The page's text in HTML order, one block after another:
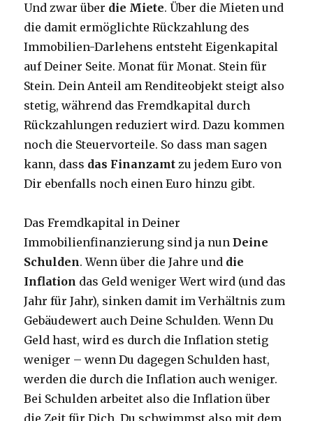
Und zwar über die Miete. Über die Mieten und
die damit ermöglichte Rückzahlung des
Immobilien-Darlehens entsteht Eigenkapital
auf Deiner Seite. Monat für Monat. Stein für
Stein. Dein Anteil am Renditeobjekt steigt also
stetig, während das Fremdkapital durch
Rückzahlungen reduziert wird. Dazu kommen
noch die Steuervorteile. So dass man sagen
kann, dass das Finanzamt zu jedem Euro von
Dir ebenfalls noch einen Euro hinzu gibt.
Das Fremdkapital in Deiner
Immobilienfinanzierung sind ja nunDeine
Schulden. Wenn über die Jahre und die
Inflation das Geld weniger Wert wird (und das
Jahr für Jahr), sinken damit im Verhältnis zum
Gebäudewert auch Deine Schulden. Wenn Du
Geld hast, wird es durch die Inflation stetig
weniger – wenn Du dagegen Schulden hast,
werden die durch die Inflation auch weniger.
Bei Schulden arbeitet also die Inflation über